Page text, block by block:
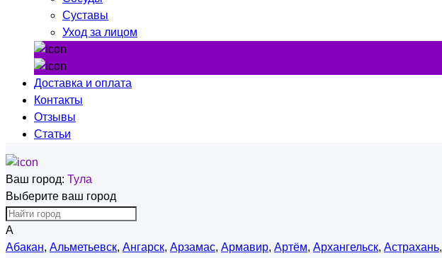
Суставы
Уход за лицом
Доставка и оплата
Контакты
Отзывы
Статьи
Ваш город: Тула
Выберите ваш город
А
Абакан, Альметьевск, Ангарск, Арзамас, Армавир, Артём, Архангельск, Астрахань,